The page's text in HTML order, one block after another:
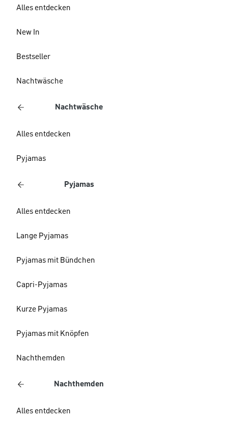
Alles entdecken
New In
Bestseller
Nachtwäsche
Nachtwäsche
Alles entdecken
Pyjamas
Pyjamas
Alles entdecken
Lange Pyjamas
Pyjamas mit Bündchen
Capri-Pyjamas
Kurze Pyjamas
Pyjamas mit Knöpfen
Nachthemden
Nachthemden
Alles entdecken